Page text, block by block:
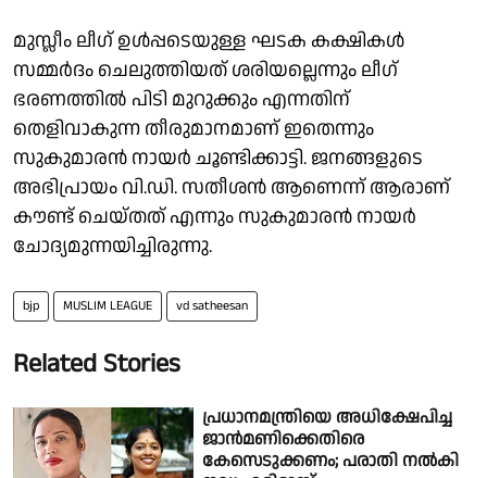
മുസ്ലീം ലീഗ് ഉൾപ്പടെയുള്ള ഘടക കക്ഷികൾ
സമ്മർദം ചെലുത്തിയത് ശരിയല്ലെന്നും ലീഗ്
ഭരണത്തിൽ പിടി മുറുക്കും എന്നതിന്
തെളിവാകുന്ന തീരുമാനമാണ് ഇതെന്നും
സുകുമാരൻ നായർ ചൂണ്ടിക്കാട്ടി. ജനങ്ങളുടെ
അഭിപ്രായം വി.ഡി. സതീശൻ ആണെന്ന് ആരാണ്
കൗണ്ട് ചെയ്തത് എന്നും സുകുമാരൻ നായർ
ചോദ്യമുന്നയിച്ചിരുന്നു.
bjp MUSLIM LEAGUE vd satheesan
Related Stories
പ്രധാനമന്ത്രിയെ അധിക്ഷേപിച്ച
ജാൻമണിക്കെതിരെ
കേസെടുക്കണം; പരാതി നൽകി